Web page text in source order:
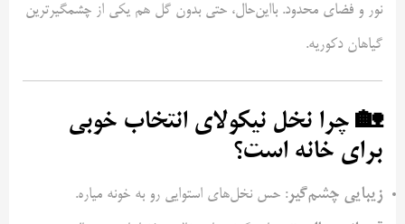
نور و فضای محدود. بااین‌حال، حتی بدون گل هم یکی از چشمگیرترین
گیاهان دکوریه.
🏡 چرا نخل نیکولای انتخاب خوبی
برای خانه است؟
زیبایی چشم‌گیر : حس نخل‌های استوایی رو به خونه میاره.